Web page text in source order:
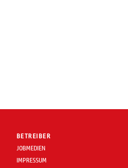
BETREIBER
JOBMEDIEN
IMPRESSUM